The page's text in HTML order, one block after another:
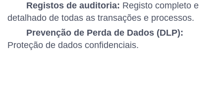
Registos de auditoria: Registo completo e
detalhado de todas as transações e processos.
Prevenção de Perda de Dados (DLP):
Proteção de dados confidenciais.